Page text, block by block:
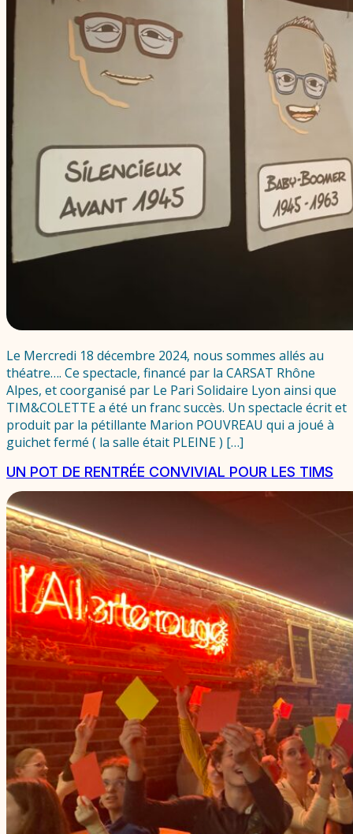
Le Mercredi 18 décembre 2024, nous sommes allés au
théatre…. Ce spectacle, financé par la CARSAT Rhône
Alpes, et coorganisé par Le Pari Solidaire Lyon ainsi que
TIM&COLETTE a été un franc succès. Un spectacle écrit et
produit par la pétillante Marion POUVREAU qui a joué à
guichet fermé ( la salle était PLEINE ) […]
UN POT DE RENTRÉE CONVIVIAL POUR LES TIMS